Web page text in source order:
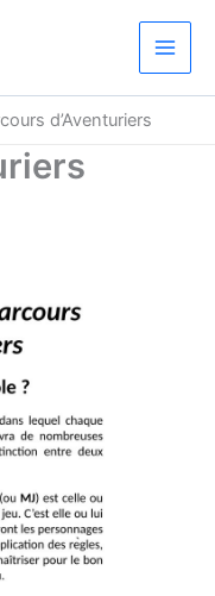
d’Aventuriers